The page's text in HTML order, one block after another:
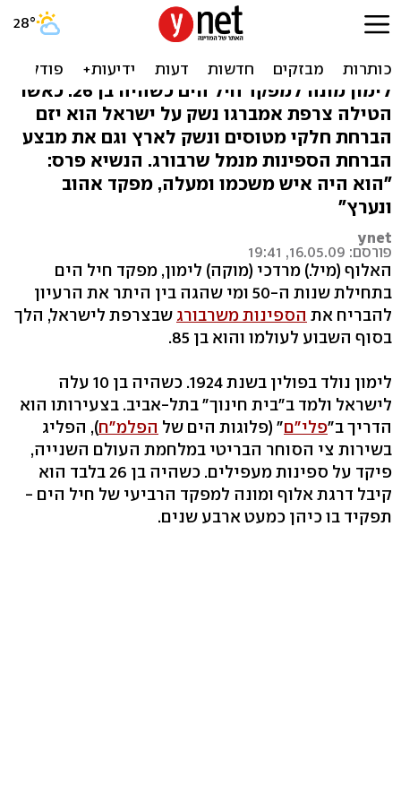
מת מרדכי (מוקה) לימון, יוזם
מבצע ספינות שרבורג
לימון מונה למפקד חיל הים כשהיה בן 26. כאשר
הטילה צרפת אמברגו נשק על ישראל הוא יזם
הברחת חלקי מטוסים ונשק לארץ וגם את מבצע
הברחת הספינות מנמל שרבורג. הנשיא פרס:
"הוא היה איש משכמו ומעלה, מפקד אהוב
ונערץ"
ynet
פורסם: 16.05.09, 19:41
האלוף (מיל.) מרדכי (מוקה) לימון, מפקד חיל הים
בתחילת שנות ה-50 ומי שהגה בין היתר את הרעיון
להבריח את הספינות משרבורג שבצרפת לישראל, הלך
בסוף השבוע לעולמו והוא בן 85.
לימון נולד בפולין בשנת 1924. כשהיה בן 10 עלה
לישראל ולמד ב"בית חינוך" בתל-אביב. בצעירותו הוא
הדריך ב"פלי"ם" (פלוגות הים של הפלמ"ח), הפליג
בשירות צי הסוחר הבריטי במלחמת העולם השנייה,
פיקד על ספינות מעפילים. כשהיה בן 26 בלבד הוא
קיבל דרגת אלוף ומונה למפקד הרביעי של חיל הים -
תפקיד בו כיהן כמעט ארבע שנים.